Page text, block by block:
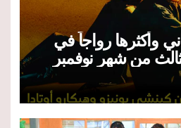
وأكثرها رواجاً في
من شهر نوفمبر